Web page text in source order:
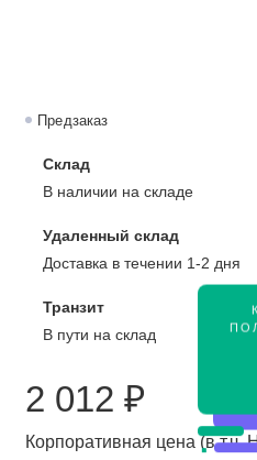
Предзаказ
Склад
В наличии на складе
Удаленный склад
Доставка в течении 1-2 дня
Транзит
В пути на склад
2 012 ₽
Корпоративная цена (в т.ч.